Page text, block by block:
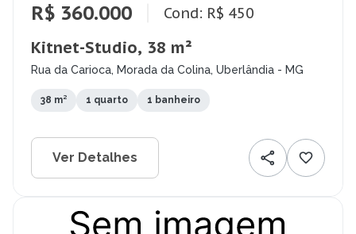
R$ 360.000 Cond: R$ 450
Kitnet-Studio, 38 m²
Rua da Carioca, Morada da Colina, Uberlândia - MG
38 m² 1 quarto 1 banheiro
Ver Detalhes